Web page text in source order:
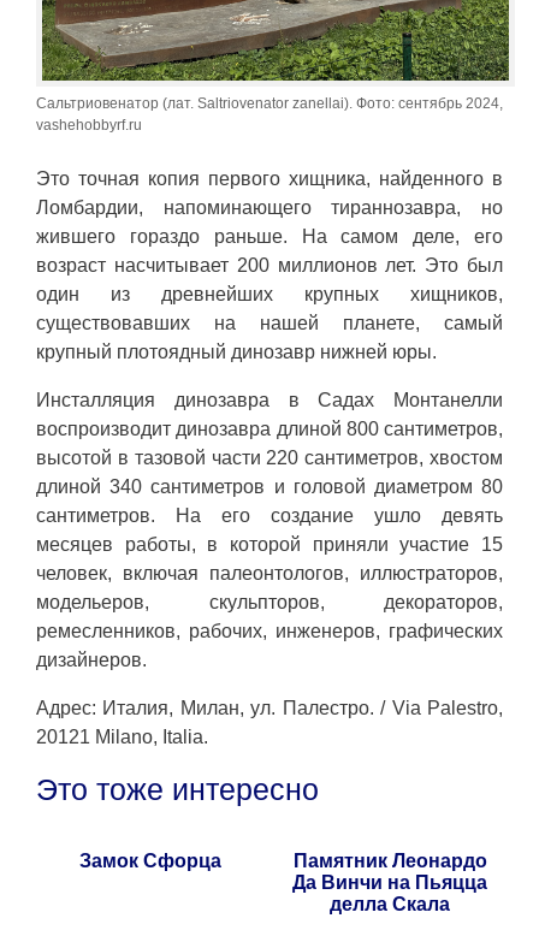
Сальтриовенатор (лат. Saltriovenator zanellai). Фото: сентябрь 2024,
vashehobbyrf.ru
Это точная копия первого хищника, найденного в
Ломбардии, напоминающего тираннозавра, но
жившего гораздо раньше. На самом деле, его
возраст насчитывает 200 миллионов лет. Это был
один из древнейших крупных хищников,
существовавших на нашей планете, самый
крупный плотоядный динозавр нижней юры.
Инсталляция динозавра в Садах Монтанелли
воспроизводит динозавра длиной 800 сантиметров,
высотой в тазовой части 220 сантиметров, хвостом
длиной 340 сантиметров и головой диаметром 80
сантиметров. На его создание ушло девять
месяцев работы, в которой приняли участие 15
человек, включая палеонтологов, иллюстраторов,
модельеров, скульпторов, декораторов,
ремесленников, рабочих, инженеров, графических
дизайнеров.
Адрес: Италия, Милан, ул. Палестро. / Via Palestro,
20121 Milano, Italia.
Это тоже интересно
Замок Сфорца
Памятник Леонардо
Да Винчи на Пьяцца
делла Скала